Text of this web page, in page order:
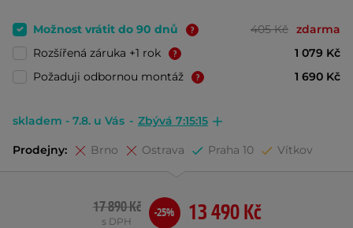
Možnost vrátit do 90 dnů 405 Kč zdarma
Rozšířená záruka +1 rok
1 079 Kč
Požaduji odbornou montáž
1 690 Kč
skladem - 7.8. u Vás - Zbývá 7:15:14
Prodejny: Brno Ostrava Praha 10 Vítkov
13 490 Kč
17 890 Kč
s DPH
-25%